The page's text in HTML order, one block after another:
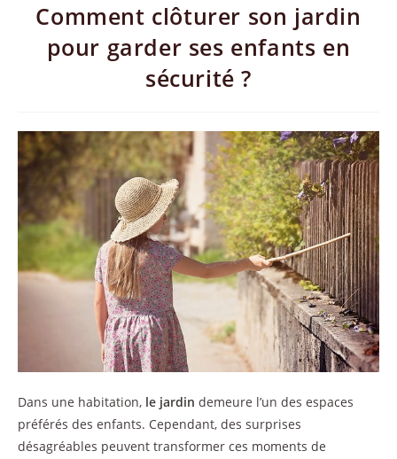
Comment clôturer son jardin
pour garder ses enfants en
sécurité ?
Dans une habitation, le jardin demeure l’un des espaces
préférés des enfants. Cependant, des surprises
désagréables peuvent transformer ces moments de